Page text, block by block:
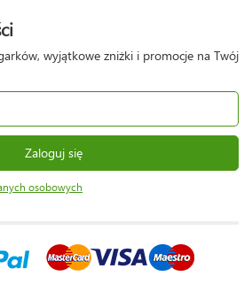
wyjątkowe zniżki i promocje na Twój
Zaloguj się
osobowych